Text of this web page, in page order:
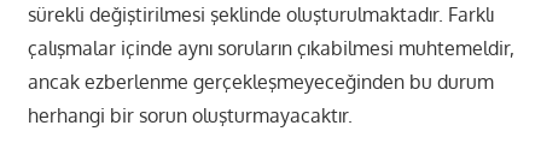
sürekli değiştirilmesi şeklinde oluşturulmaktadır. Farklı
çalışmalar içinde aynı soruların çıkabilmesi muhtemeldir,
ancak ezberlenme gerçekleşmeyeceğinden bu durum
herhangi bir sorun oluşturmayacaktır.